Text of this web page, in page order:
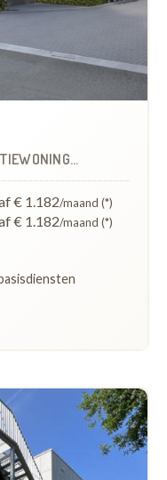
€ 1.182/maand (*)
€ 1.182/maand (*)